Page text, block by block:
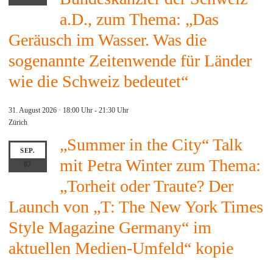
a.D., zum Thema: „Das
Geräusch im Wasser. Was die
sogenannte Zeitenwende für Länder
wie die Schweiz bedeutet“
31. August 2026 · 18:00 Uhr - 21:30 Uhr
Zürich
SEP.
07
„Summer in the City“ Talk
mit Petra Winter zum Thema:
„Torheit oder Traute? Der
Launch von „T: The New York Times
Style Magazine Germany“ im
aktuellen Medien-Umfeld“ kopie